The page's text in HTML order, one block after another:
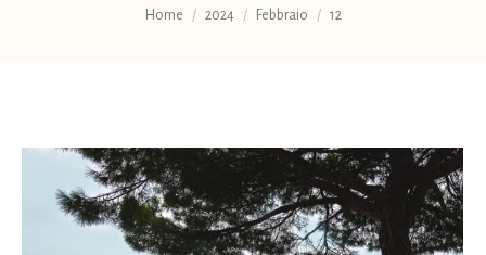
Tu sei qui:
Home 2024 Febbraio 12